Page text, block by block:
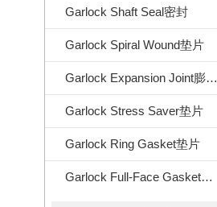
Garlock Shaft Seal密封
Garlock Spiral Wound垫片
Garlock Expansion Joint膨胀节
Garlock Stress Saver垫片
Garlock Ring Gasket垫片
Garlock Full-Face Gasket垫片